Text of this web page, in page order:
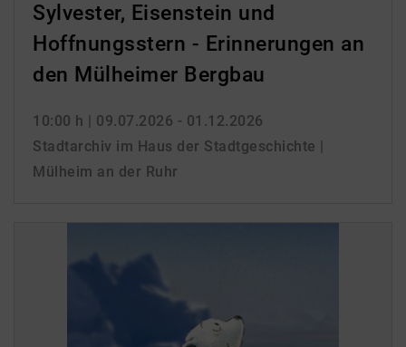
Sylvester, Eisenstein und
Hoffnungsstern - Erinnerungen an
den Mülheimer Bergbau
10:00 h | 09.07.2026 - 01.12.2026
Stadtarchiv im Haus der Stadtgeschichte |
Mülheim an der Ruhr